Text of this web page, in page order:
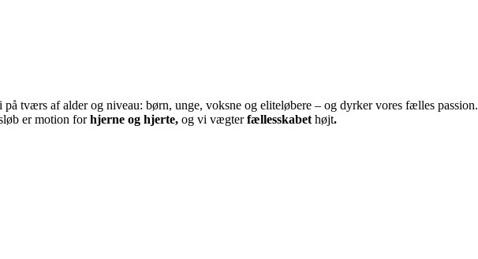
tværs af alder og niveau: børn, unge, voksne og eliteløbere – og dyrker vores fælles passion.
er motion forhjerne og hjerte, og vi vægterfællesskabet højt.